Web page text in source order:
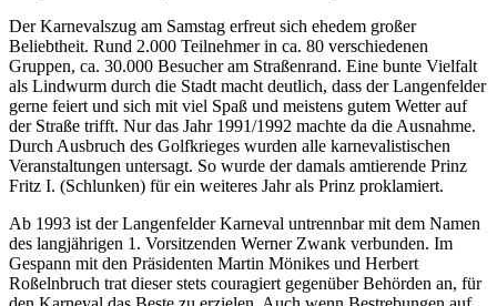
Der Karnevalszug am Samstag erfreut sich ehedem großer
Beliebtheit. Rund 2.000 Teilnehmer in ca. 80 verschiedenen
Gruppen, ca. 30.000 Besucher am Straßenrand. Eine bunte Vielfalt
als Lindwurm durch die Stadt macht deutlich, dass der Langenfelder
gerne feiert und sich mit viel Spaß und meistens gutem Wetter auf
der Straße trifft. Nur das Jahr 1991/1992 machte da die Ausnahme.
Durch Ausbruch des Golfkrieges wurden alle karnevalistischen
Veranstaltungen untersagt. So wurde der damals amtierende Prinz
Fritz I. (Schlunken) für ein weiteres Jahr als Prinz proklamiert.
Ab 1993 ist der Langenfelder Karneval untrennbar mit dem Namen
des langjährigen 1. Vorsitzenden Werner Zwank verbunden. Im
Gespann mit den Präsidenten Martin Mönikes und Herbert
Roßelnbruch trat dieser stets couragiert gegenüber Behörden an, für